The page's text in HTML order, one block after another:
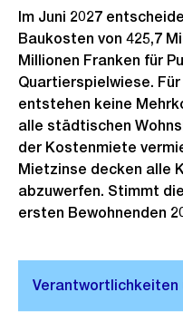
Im Juni 2027
Baukosten von 425,7
Millionen Franken für
Quartierspielwiese.
entstehen keine
alle städtischen
der Kostenmiete
Mietzinse decken alle
abzuwerfen. Stimmt
ersten Bewohnenden